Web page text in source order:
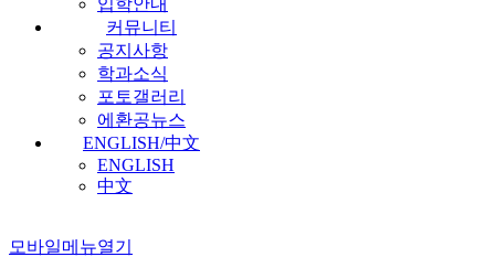
커뮤니티
공지사항
학과소식
포토갤러리
에환공뉴스
ENGLISH/中文
ENGLISH
中文
모바일메뉴열기